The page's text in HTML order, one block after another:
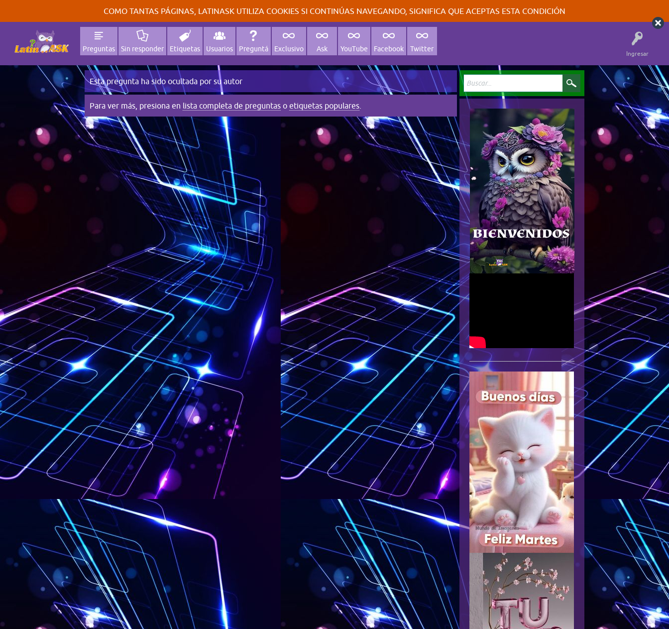
COMO TANTAS PÁGINAS, LATINASK UTILIZA COOKIES SI CONTINÚAS NAVEGANDO, SIGNIFICA QUE ACEPTAS ESTA CONDICIÓN
Ingresar
Preguntas Sin responder Etiquetas Usuarios Preguntá Exclusivo Ask YouTube Facebook Twitter
Esta pregunta ha sido ocultada por su autor
Para ver más, presiona en lista completa de preguntas o etiquetas populares